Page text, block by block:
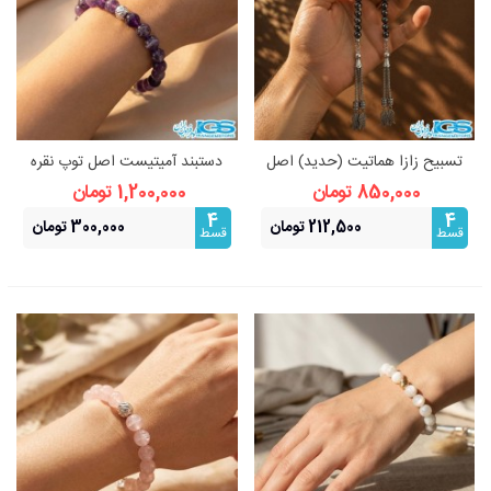
تسبیح زازا هماتیت (حدید) اصل
– ضد انرژی منفی
850,000 تومان
4
قسط 212,500 تومان
دستبند آمیتیست اصل توپ نقره
ای استیل (رنگ ثابت)
1,200,000 تومان
4
قسط 300,000 تومان